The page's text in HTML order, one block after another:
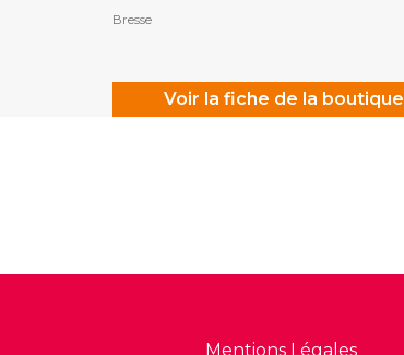
Bresse
Voir la fiche de la boutique
Mentions Légales